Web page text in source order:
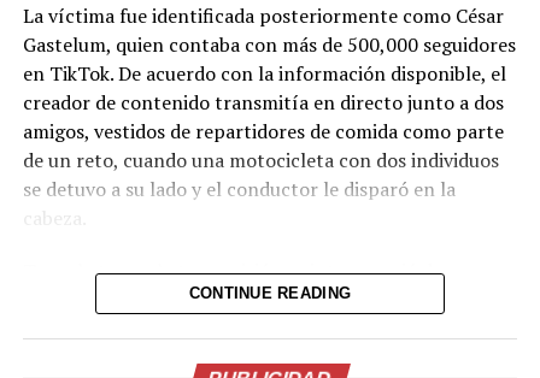
La víctima fue identificada posteriormente como César
Gastelum, quien contaba con más de 500,000 seguidores
en TikTok. De acuerdo con la información disponible, el
creador de contenido transmitía en directo junto a dos
amigos, vestidos de repartidores de comida como parte
de un reto, cuando una motocicleta con dos individuos
se detuvo a su lado y el conductor le disparó en la
cabeza.
Tras el ataque, la transmisión se interrumpió de
inmediato. Posteriormente, el video fue retirado de la
parte de la grabación y han difundido imágenes del
CONTINUE READING